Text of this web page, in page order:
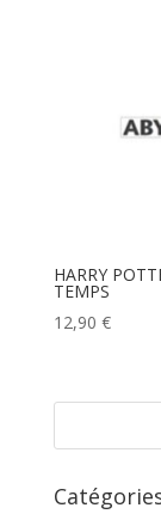
HARRY
TEMPS
12,90 €